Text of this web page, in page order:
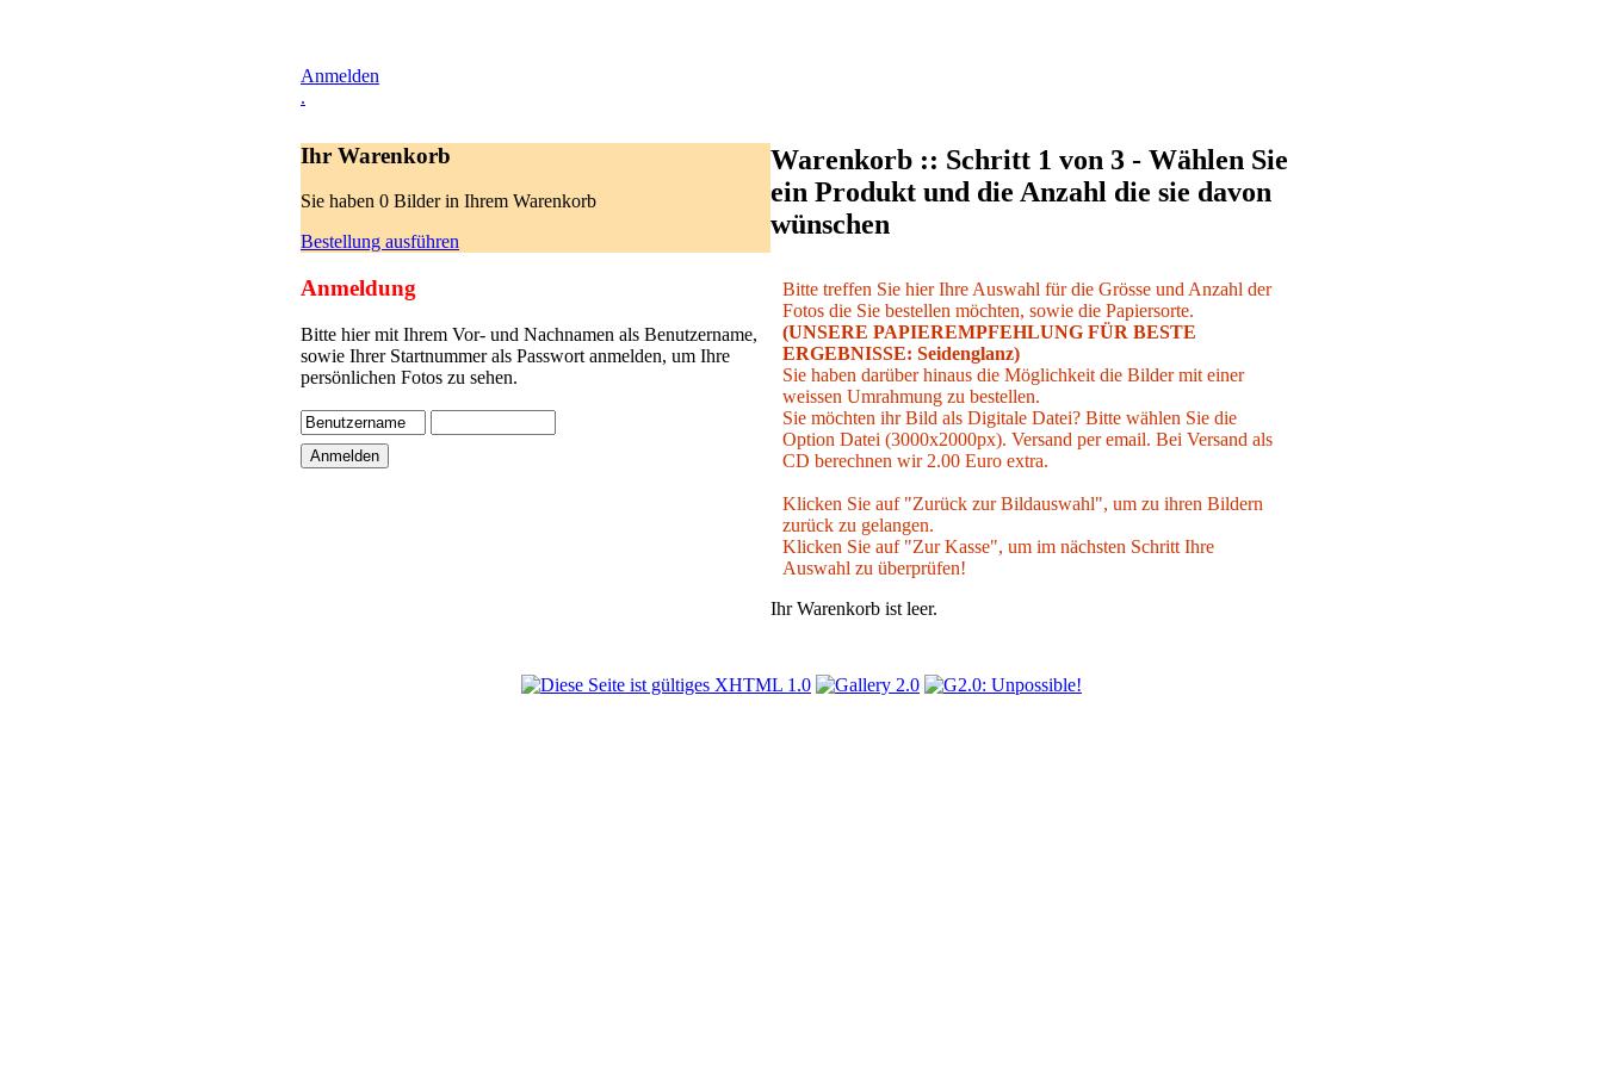
Anmelden
.
Ihr Warenkorb
Sie haben 0 Bilder in Ihrem Warenkorb
Bestellung ausführen
Anmeldung
Bitte hier mit Ihrem Vor- und Nachnamen als Benutzername,
sowie Ihrer Startnummer als Passwort anmelden, um Ihre
persönlichen Fotos zu sehen.
Warenkorb :: Schritt 1 von 3 - Wählen Sie
ein Produkt und die Anzahl die sie davon
wünschen
Bitte treffen Sie hier Ihre Auswahl für die Grösse und Anzahl der
Fotos die Sie bestellen möchten, sowie die Papiersorte.
(UNSERE PAPIEREMPFEHLUNG FÜR BESTE
ERGEBNISSE: Seidenglanz)
Sie haben darüber hinaus die Möglichkeit die Bilder mit einer
weissen Umrahmung zu bestellen.
Sie möchten ihr Bild als Digitale Datei? Bitte wählen Sie die
Option Datei (3000x2000px). Versand per email. Bei Versand als
CD berechnen wir 2.00 Euro extra.
Klicken Sie auf "Zurück zur Bildauswahl", um zu ihren Bildern
zurück zu gelangen.
Klicken Sie auf "Zur Kasse", um im nächsten Schritt Ihre
Auswahl zu überprüfen!
Ihr Warenkorb ist leer.